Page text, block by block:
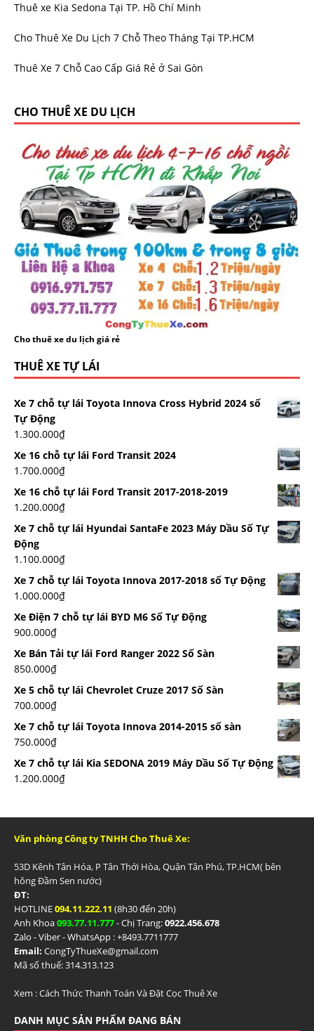
Thuê xe Kia Sedona Tại TP. Hồ Chí Minh
Cho Thuê Xe Du Lịch 7 Chỗ Theo Tháng Tại TP.HCM
Thuê Xe 7 Chỗ Cao Cấp Giá Rẻ ở Sai Gòn
CHO THUÊ XE DU LỊCH
Cho thuê xe du lịch giá rẻ
THUÊ XE TỰ LÁI
Xe 7 chỗ tự lái Toyota Innova Cross Hybrid 2024 số
Tự Động
1.300.000₫
Xe 16 chỗ tự lái Ford Transit 2024
1.700.000₫
Xe 16 chỗ tự lái Ford Transit 2017-2018-2019
1.200.000₫
Xe 7 chỗ tự lái Hyundai SantaFe 2023 Máy Dầu Số Tự
Động
1.100.000₫
Xe 7 chỗ tự lái Toyota Innova 2017-2018 số Tự Động
1.000.000₫
Xe Điện 7 chỗ tự lái BYD M6 Số Tự Động
900.000₫
Xe Bán Tải tự lái Ford Ranger 2022 Số Sàn
850.000₫
Xe 5 chỗ tự lái Chevrolet Cruze 2017 Số Sàn
700.000₫
Xe 7 chỗ tự lái Toyota Innova 2014-2015 số sàn
750.000₫
Xe 7 chỗ tự lái Kia SEDONA 2019 Máy Dầu Số Tự Động
1.200.000₫
Văn phòng Công ty TNHH Cho Thuê Xe:
53D Kênh Tân Hóa, P Tân Thới Hòa, Quận Tân Phú, TP.HCM( bên
hông Đầm Sen nước)
ĐT:
HOTLINE094.11.222.11 (8h30 đến 20h)
Anh Khoa093.77.11.777- Chị Trang:0922.456.678
Zalo - Viber - WhatsApp : +8493.7711777
Email: CongTyThueXe@gmail.com
Mã số thuế: 314.313.123
Xem :Cách Thức Thanh Toán Và Đặt Cọc Thuê Xe
DANH MỤC SẢN PHẨM ĐANG BÁN